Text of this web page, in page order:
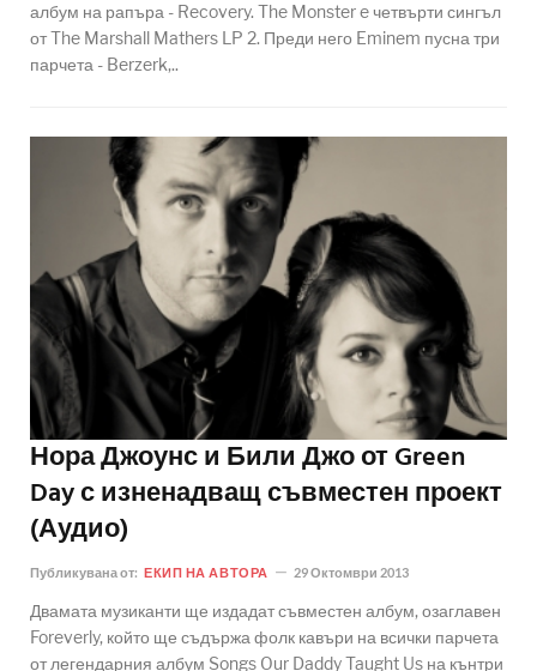
албум на рапъра - Recovery. The Monster e четвърти сингъл
от The Marshall Mathers LP 2. Преди него Eminem пусна три
парчета - Berzerk,..
Нора Джоунс и Били Джо от Green
Day с изненадващ съвместен проект
(Аудио)
Публикувана от: ЕКИП НА АВТОРА 29 Октомври 2013
Двамата музиканти ще издадат съвместен албум, озаглавен
Foreverly, който ще съдържа фолк кавъри на всички парчета
от легендарния албум Songs Our Daddy Taught Us на кънтри